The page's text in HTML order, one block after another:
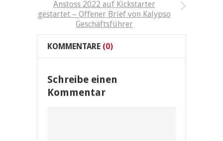
Anstoss 2022 auf Kickstarter
gestartet – Offener Brief von Kalypso
Geschäftsführer
KOMMENTARE (0)
Schreibe einen
Kommentar